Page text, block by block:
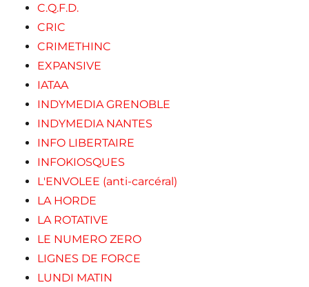
C.Q.F.D.
CRIC
CRIMETHINC
EXPANSIVE
IATAA
INDYMEDIA GRENOBLE
INDYMEDIA NANTES
INFO LIBERTAIRE
INFOKIOSQUES
L'ENVOLEE (anti-carcéral)
LA HORDE
LA ROTATIVE
LE NUMERO ZERO
LIGNES DE FORCE
LUNDI MATIN